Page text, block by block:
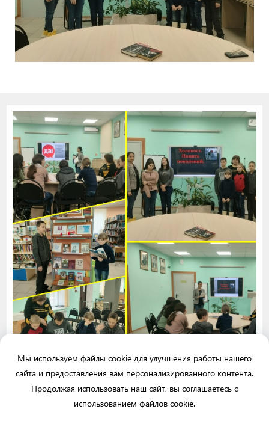
Ростовская область, г. г.Зерноград, ул. Советская, 20-а
+7 (863) 594-23-49
Мы используем файлы cookie для улучшения работы нашего
сайта и предоставления вам персонализированного контента.
Продолжая использовать наш сайт, вы соглашаетесь с
использованием файлов cookie.